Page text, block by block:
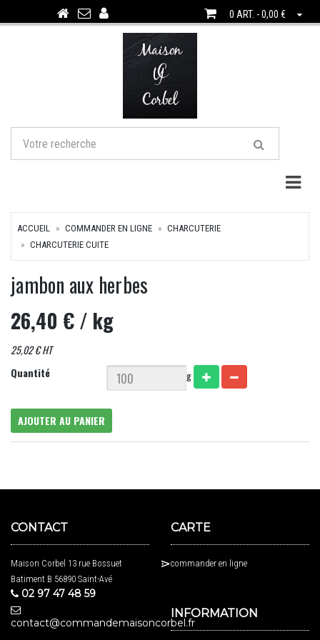
0 ART. - 0,00 €
ACCUEIL COMMANDER EN LIGNE
CHARCUTERIE
CHARCUTERIE CUITE
jambon aux herbes
26,40 €/ kg
25,02 € HT
Quantité
g
AJOUTER AU PANIER
CONTACT
Maison Corbel 13 rue Bossuet
Batiment B 56890 Saint-Avé
02 97 47 48 59
contact@commandemaisoncorbel.fr
CARTE
commander en ligne
INFORMATION